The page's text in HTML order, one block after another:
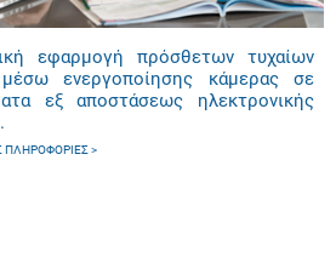
εφαρμογή πρόσθετων τυχαίων
ενεργοποίησης κάμερας σε
εξ αποστάσεως ηλεκτρονικής
ΠΛΗΡΟΦΟΡΊΕΣ